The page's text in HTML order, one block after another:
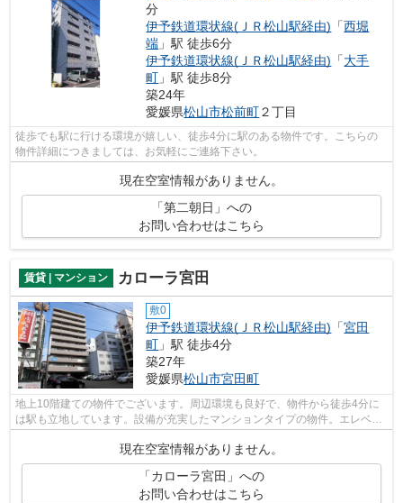
分
伊予鉄道環状線(ＪＲ松山駅経由) 「西堀
端 」駅 徒歩6分
伊予鉄道環状線(ＪＲ松山駅経由) 「大手
町 」駅 徒歩8分
築24年
愛媛県松山市松前町２丁目
徒歩でも駅に行ける環境が嬉しい、徒歩4分に駅のある物件です。こちらの
物件詳細につきましては、お気軽にご連絡下さい。
現在空室情報がありません。
「第二朝日」への
お問い合わせはこちら
賃貸 | マンション カローラ宮田
敷0
伊予鉄道環状線(ＪＲ松山駅経由) 「宮田
町 」駅 徒歩4分
築27年
愛媛県松山市宮田町
地上10階建ての物件でございます。周辺環境も良好で、物件から徒歩4分に
は駅も立地しています。設備が充実したマンションタイプの物件。エレベー
現在空室情報がありません。
「カローラ宮田」への
お問い合わせはこちら